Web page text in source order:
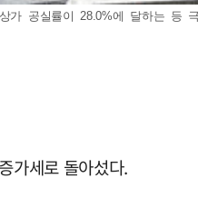
공실률이 28.0%에 달하는 등
가세로 돌아섰다.